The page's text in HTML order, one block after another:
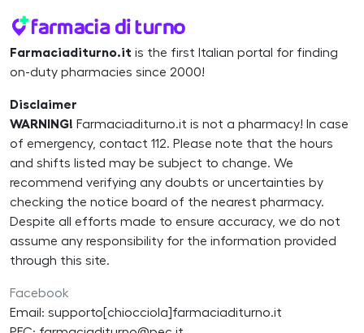
Farmaciaditurno.it is the first Italian portal for finding
on-duty pharmacies since 2000!
Disclaimer
WARNING! Farmaciaditurno.it is not a pharmacy! In case
of emergency, contact 112. Please note that the hours
and shifts listed may be subject to change. We
recommend verifying any doubts or uncertainties by
checking the notice board of the nearest pharmacy.
Despite all efforts made to ensure accuracy, we do not
assume any responsibility for the information provided
through this site.
Facebook
Email: supporto[chiocciola]farmaciaditurno.it